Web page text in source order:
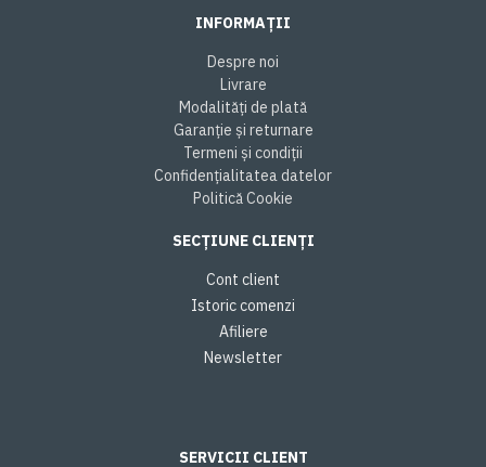
INFORMAȚII
Despre noi
Livrare
Modalități de plată
Garanție și returnare
Termeni și condiții
Confidențialitatea datelor
Politică Cookie
SECȚIUNE CLIENȚI
Cont client
Istoric comenzi
Afiliere
Newsletter
SERVICII CLIENT